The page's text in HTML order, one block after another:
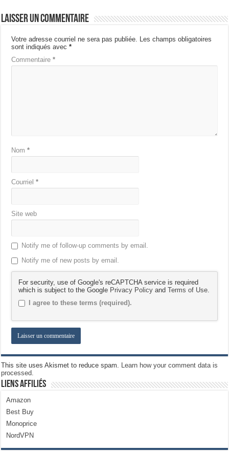
Laisser un commentaire
Votre adresse courriel ne sera pas publiée. Les champs obligatoires
sont indiqués avec*
Commentaire*
Nom*
Courriel*
Site web
Notify me of follow-up comments by email.
Notify me of new posts by email.
For security, use of Google's reCAPTCHA service is required
which is subject to the Google Privacy Policy andTerms of Use
I agree to these terms (required).
This site uses Akismet to reduce spam. Learn how your comment data is
processed.
Liens Affiliés
Amazon
Best Buy
Monoprice
NordVPN